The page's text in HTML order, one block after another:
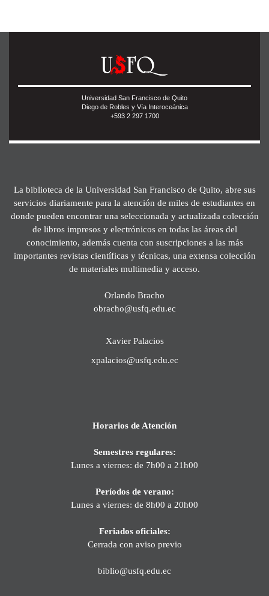
Universidad San Francisco de Quito
Diego de Robles y Vía Interoceánica
+593 2 297 1700
La biblioteca de la Universidad San Francisco de Quito, abre sus
servicios diariamente para la atención de miles de estudiantes en
donde pueden encontrar una seleccionada y actualizada colección
de libros impresos y electrónicos en todas las áreas del
conocimiento, además cuenta con suscripciones a las más
importantes revistas científicas y técnicas, una extensa colección
de materiales multimedia y acceso.
Orlando Bracho
obracho@usfq.edu.ec
Xavier Palacios
xpalacios@usfq.edu.ec
Horarios de Atención
Semestres regulares:
Lunes a viernes: de 7h00 a 21h00
Períodos de verano:
Lunes a viernes: de 8h00 a 20h00
Feriados oficiales:
Cerrada con aviso previo
biblio@usfq.edu.ec